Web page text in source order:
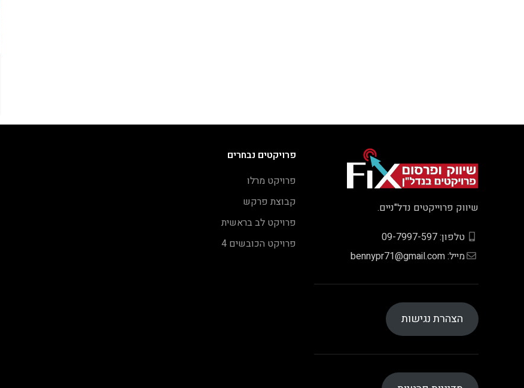
שיווק פרוייקטים נדל"ניים.
טלפון: 09-7997-597
מייל: bennypr71@gmail.com
הצהרת נגישות
פרויקטים נבחרים
פרויקט מרלו
קבוצת פרקש
פרויקט לב בראשית
פרויקט הכובשים 4